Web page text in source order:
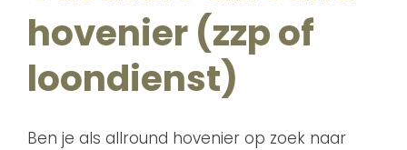
hovenier (zzp of
loondienst)
Ben je als allround hovenier op zoek naar